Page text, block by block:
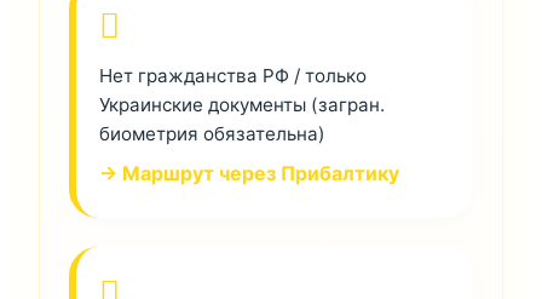
Нет гражданства РФ / только
Украинские документы (загран.
биометрия обязательна)
→ Маршрут через Прибалтику